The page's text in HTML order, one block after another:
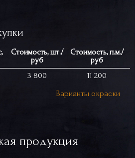
Стоимость, шт./
руб
Стоимость, п.м./
руб
3 800 11 200
Варианты окраски
продукция